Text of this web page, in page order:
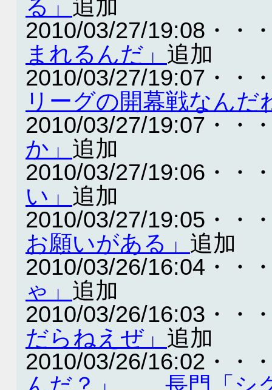
る」 追加
2010/03/27/19:08・・
まれるんだ」 追加
2010/03/27/19:07・・
リーグの開幕戦なんだ
2010/03/27/19:07・・
か」 追加
2010/03/27/19:06・・
い」 追加
2010/03/27/19:05・・
お願いがある」 追加
2010/03/26/16:04・・
ゃ」 追加
2010/03/26/16:03・・
だらねえぜ」 追加
2010/03/26/16:02・・
んだ？」 長門「シ